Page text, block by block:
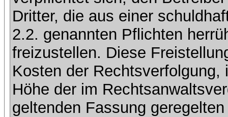
Dritter, die aus einer
2.2. genannten Pflichten
freizustellen. Diese
Kosten der
Höhe der im
geltenden Fassung